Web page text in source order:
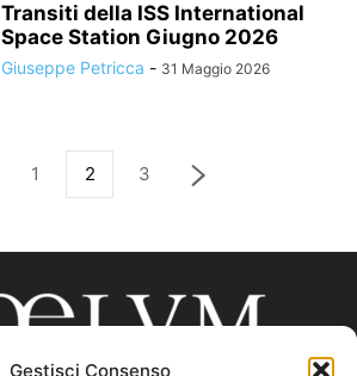
Gestisci Consenso
Transiti della ISS International
Space Station Giugno 2026
Giuseppe Petricca - 31 Maggio 2026
1 2 3